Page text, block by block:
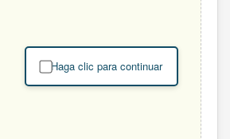
Haga clic para continuar